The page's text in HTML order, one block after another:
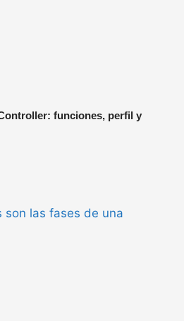
funciones, perfil y